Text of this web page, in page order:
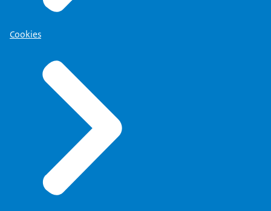
Cookies